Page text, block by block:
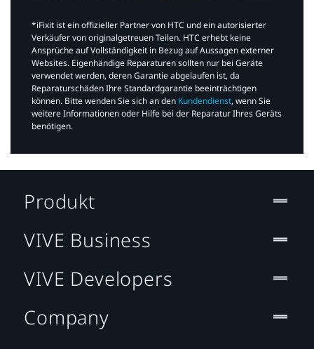
*iFixit ist ein offizieller Partner von HTC und ein autorisierter
Verkäufer von originalgetreuen Teilen. HTC erhebt keine
Ansprüche auf Vollständigkeit in Bezug auf Aussagen externer
Websites. Eigenhändige Reparaturen sollten nur bei Geräte
verwendet werden, deren Garantie abgelaufen ist, da
Reparaturschäden Ihre Standardgarantie beeinträchtigen
können. Bitte wenden Sie sich an den Kundendienst, wenn Sie
weitere Informationen oder Hilfe bei der Reparatur Ihres Geräts
benötigen.​
Produkt
VIVE Business
VIVE Developers
Company